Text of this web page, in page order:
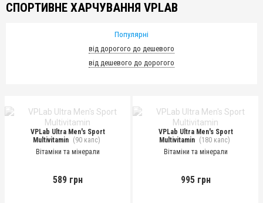
СПОРТИВНЕ ХАРЧУВАННЯ VPLAB
Популярні
від дорогого до дешевого
від дешевого до дорогого
VPLab Ultra Men's Sport
Multivitamin
(90 капс)
Вітаміни та мінерали
589 грн
VPLab Ultra Men's Sport
Multivitamin
(180 капс)
Вітаміни та мінерали
995 грн